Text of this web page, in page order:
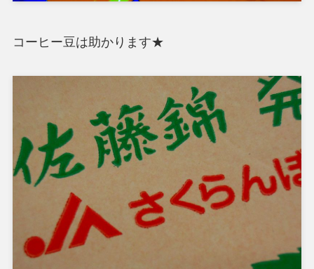
コーヒー豆は助かります★